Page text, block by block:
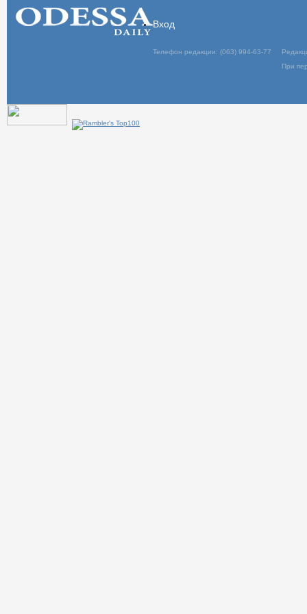
Вход
Телефон редакции: (063) 994-63-77
При